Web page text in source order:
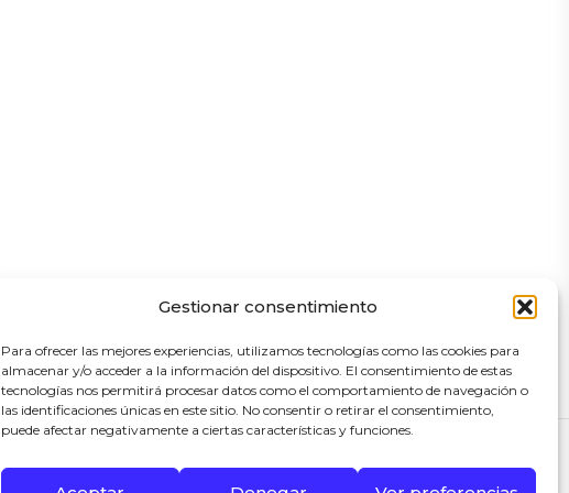
Gestionar consentimiento
Para ofrecer las mejores experiencias, utilizamos tecnologías como las cookies para
almacenar y/o acceder a la información del dispositivo. El consentimiento de estas
tecnologías nos permitirá procesar datos como el comportamiento de navegación o
las identificaciones únicas en este sitio. No consentir o retirar el consentimiento,
puede afectar negativamente a ciertas características y funciones.